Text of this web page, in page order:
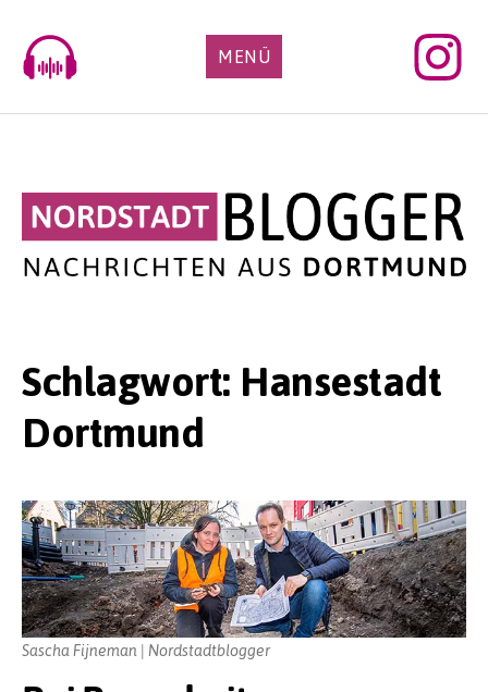
content
MENÜ
Schlagwort: Hansestadt
Dortmund
Sascha Fijneman | Nordstadtblogger